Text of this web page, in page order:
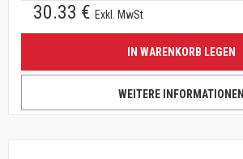
30.33 € Exkl. MwSt
IN WARENKORB LEGEN
WEITERE INFORMATIONEN